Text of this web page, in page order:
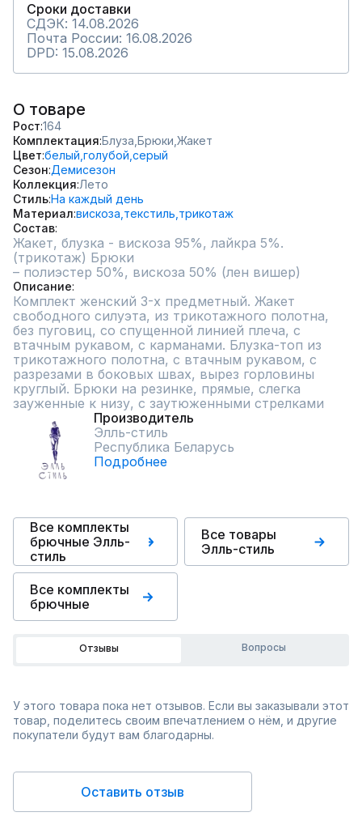
Сроки доставки
СДЭК: 14.08.2026
Почта России: 16.08.2026
DPD: 15.08.2026
О товаре
Рост 164
Комплектация Блуза, Брюки, Жакет
Цвет белый, голубой, серый
Сезон Демисезон
Коллекция Лето
СтильНа каждый день
Материал вискоза, текстиль, трикотаж
Состав
Жакет, блузка - вискоза 95%, лайкра 5%.
(трикотаж) Брюки
– полиэстер 50%, вискоза 50% (лен вишер)
Описание
Комплект женский 3-х предметный. Жакет
свободного силуэта, из трикотажного полотна,
без пуговиц, со спущенной линией плеча, с
втачным рукавом, с карманами. Блузка-топ из
трикотажного полотна, с втачным рукавом, с
разрезами в боковых швах, вырез горловины
круглый. Брюки на резинке, прямые, слегка
зауженные к низу, с заутюженными стрелками
Производитель
Элль-стиль
Республика Беларусь
Подробнее
Все комплекты
брючные Элль-
стиль
Все товары
Элль-стиль
Все комплекты
брючные
Отзывы Вопросы
У этого товара пока нет отзывов. Если вы заказывали этот
товар, поделитесь своим впечатлением о нём, и другие
покупатели будут вам благодарны.
Оставить отзыв